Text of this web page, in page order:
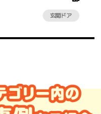
玄関ドア